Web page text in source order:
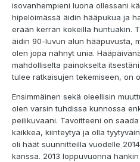
isovanhempieni luona ollessani
hipelöimässä äidin hääpukua ja
erään kerran kokeilla huntuakin.
äidin 90-luvun alun hääpuvusta,
olen jopa nähnyt unia.
mahdolliselta painokselta
tulee ratkaisujen tekemiseen, on
Ensimmäinen sekä oleellisin
olen varsin tuhdissa kunnossa
peilikuvaani. Tavoitteeni on
kaikkea, kiinteytyä ja olla
oli häät suunnitteilla vuodelle
kanssa. 2013 loppuvuonna